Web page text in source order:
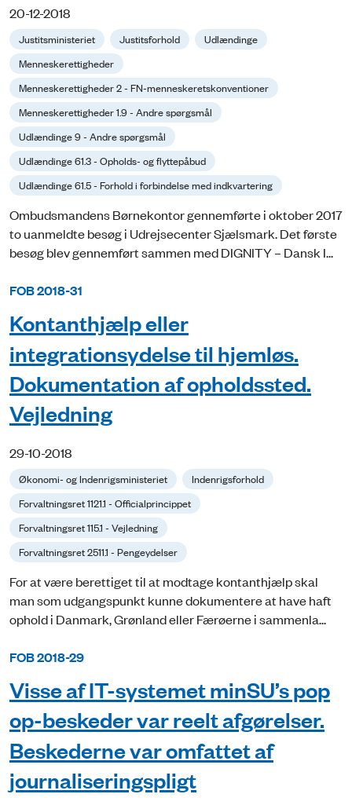
20-12-2018
Justitsministeriet Justitsforhold
Udlændinge
Menneskerettigheder
Menneskerettigheder 2 - FN-menneskeretskonventioner
Menneskerettigheder 1.9 - Andre spørgsmål
Udlændinge 9 - Andre spørgsmål
Udlændinge 61.3 - Opholds- og flyttepåbud
Udlændinge 61.5 - Forhold i forbindelse med indkvartering
Ombudsmandens Børnekontor gennemførte i oktober 2017
to uanmeldte besøg i Udrejsecenter Sjælsmark. Det første
besøg blev gennemført sammen med DIGNITY – Dansk I...
FOB 2018-31
Kontanthjælp eller
integrationsydelse til hjemløs.
Dokumentation af opholdssted.
Vejledning
29-10-2018
Økonomi- og Indenrigsministeriet
Indenrigsforhold
Forvaltningsret 1121.1 - Officialprincippet
Forvaltningsret 115.1 - Vejledning
Forvaltningsret 2511.1 - Pengeydelser
For at være berettiget til at modtage kontanthjælp skal
man som udgangspunkt kunne dokumentere at have haft
ophold i Danmark, Grønland eller Færøerne i sammenla...
FOB 2018-29
Visse af IT-systemet minSU’s pop
op-beskeder var reelt afgørelser.
Beskederne var omfattet af
journaliseringspligt